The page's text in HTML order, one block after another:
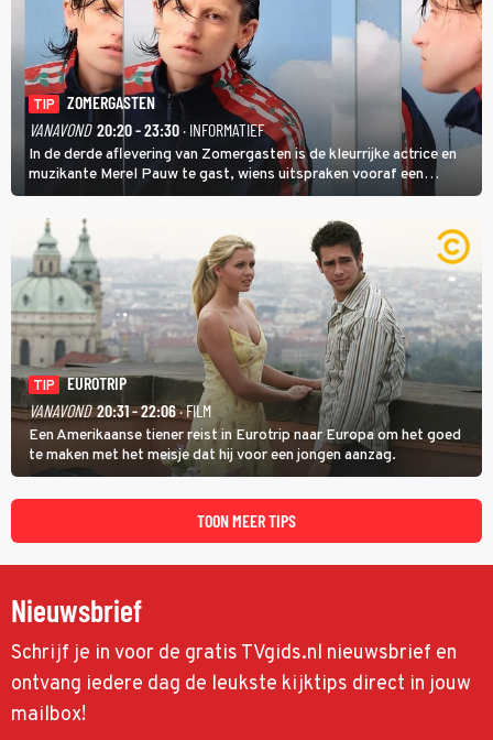
TIP
ZOMERGASTEN
VANAVOND 20:20 - 23:30· INFORMATIEF
In de derde aflevering van Zomergasten is de kleurrijke actrice en
muzikante Merel Pauw te gast, wiens uitspraken vooraf een
boeiende avond beloven: 'Mijn ideale televisieavond is zoals mijn
identiteit: grenzeloos, absurd en vol angsten'.
TIP
EUROTRIP
VANAVOND 20:31 - 22:06· FILM
Een Amerikaanse tiener reist in Eurotrip naar Europa om het goed
te maken met het meisje dat hij voor een jongen aanzag.
TOON MEER TIPS
Nieuwsbrief
Schrijf je in voor de gratis TVgids.nl nieuwsbrief en
ontvang iedere dag de leukste kijktips direct in jouw
mailbox!